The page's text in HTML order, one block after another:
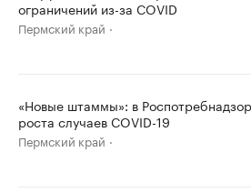
ограничений из-за COVID
Пермский край
«Новые штаммы»: в
роста случаев COVID-19
Пермский край